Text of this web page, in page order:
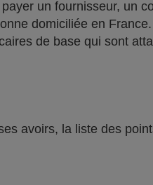
un fournisseur, un
domiciliée en
de base qui sont
avoirs, la liste des